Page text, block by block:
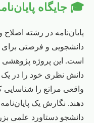
🎓 جایگاه
پایان‌نامه در رشته
دانشجویی و فرصتی برای
است. این پروژه پژوهشی
دانش نظری خود را در یک
واقعی مراتع را شناسایی
دهند. نگارش یک
دانشجو دستاورد علمی